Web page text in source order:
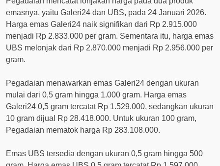
emasnya, yaitu Galeri24 dan UBS, pada 24 Januari 2026.
Harga emas Galeri24 naik signifikan dari Rp 2.915.000
menjadi Rp 2.833.000 per gram. Sementara itu, harga emas
UBS melonjak dari Rp 2.870.000 menjadi Rp 2.956.000 per
gram.
Pegadaian menawarkan emas Galeri24 dengan ukuran
mulai dari 0,5 gram hingga 1.000 gram. Harga emas
Galeri24 0,5 gram tercatat Rp 1.529.000, sedangkan ukuran
10 gram dijual Rp 28.418.000. Untuk ukuran 100 gram,
Pegadaian mematok harga Rp 283.108.000.
Emas UBS tersedia dengan ukuran 0,5 gram hingga 500